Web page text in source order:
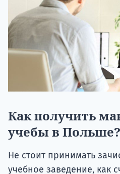
Как получить
учебы в Польше?
Не стоит принимать
учебное заведение, как